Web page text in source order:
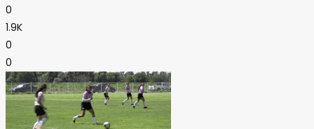
0
1.9K
0
0